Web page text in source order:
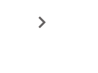
Suivant